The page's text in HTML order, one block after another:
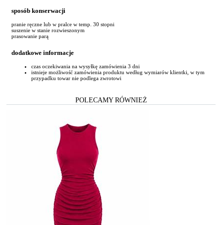
sposób konserwacji
pranie ręczne lub w pralce w temp. 30 stopni
suszenie w stanie rozwieszonym
prasowanie parą
dodatkowe informacje
czas oczekiwania na wysyłkę zamówienia 3 dni
istnieje możliwość zamówienia produktu według wymiarów klientki, w tym
przypadku towar nie podlega zwrotowi
POLECAMY RÓWNIEŻ